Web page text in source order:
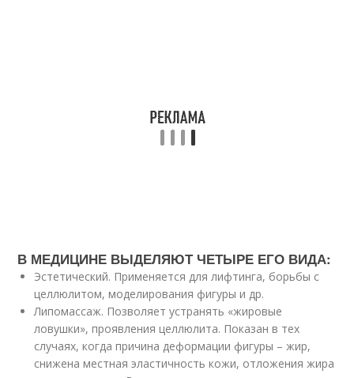
В МЕДИЦИНЕ ВЫДЕЛЯЮТ ЧЕТЫРЕ ЕГО ВИДА:
Эстетический. Применяется для лифтинга, борьбы с
целлюлитом, моделирования фигуры и др.
Липомассаж. Позволяет устранять «жировые
ловушки», проявления целлюлита. Показан в тех
случаях, когда причина деформации фигуры – жир,
снижена местная эластичность кожи, отложения жира